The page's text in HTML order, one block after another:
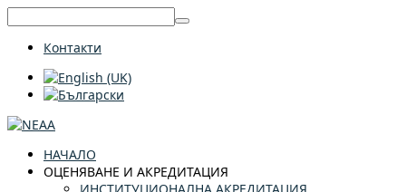
Контакти
НАЧАЛО
ОЦЕНЯВАНЕ И АКРЕДИТАЦИЯ